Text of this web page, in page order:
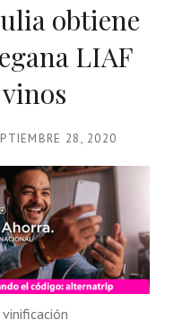
obtiene
LIAF
28, 2020